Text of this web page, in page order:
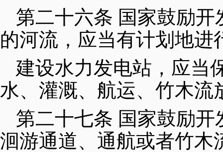
第二十六条 国家鼓励
的河流，应当有计划地进
建设水力发电站，应当
水、灌溉、航运、竹木流
第二十七条 国家鼓励
洄游通道、通航或者竹木